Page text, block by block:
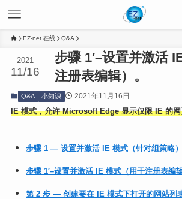
EZ-net 在线 Q&A
步骤 1′–设置并激活
注册表编辑）。
2021
11/16
Q&A 小知识 2021年11月16日
IE 模式，允许 Microsoft Edge 显示仅限 IE 的网
步骤 1 — 设置并激活 IE 模式（针对组策略）
步骤 1′–设置并激活 IE 模式（用于注册表编辑
第 2 步 — 创建要在 IE 模式下打开的网站列